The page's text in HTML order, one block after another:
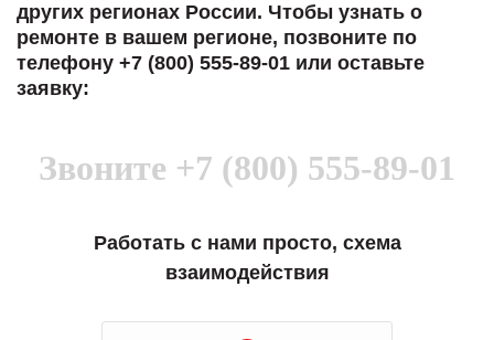
других регионах России. Чтобы узнать о
ремонте в вашем регионе, позвоните по
телефону +7 (800) 555-89-01 или оставьте
заявку:
Звоните +7 (800) 555-89-01
Работать с нами просто, схема
взаимодействия